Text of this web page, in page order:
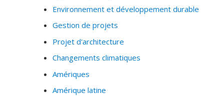
Environnement et développement durable
Gestion de projets
Projet d'architecture
Changements climatiques
Amériques
Amérique latine